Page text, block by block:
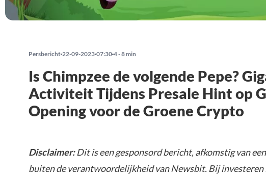
Persbericht 22-09-2023 07:30 4 - 8 min
Is Chimpzee de volgende Pepe?
Activiteit Tijdens Presale Hint op
Opening voor de Groene Crypto
Disclaimer:Dit is een gesponsord bericht, afkomstig van
buiten de verantwoordelijkheid van Newsbit. Bij investeren